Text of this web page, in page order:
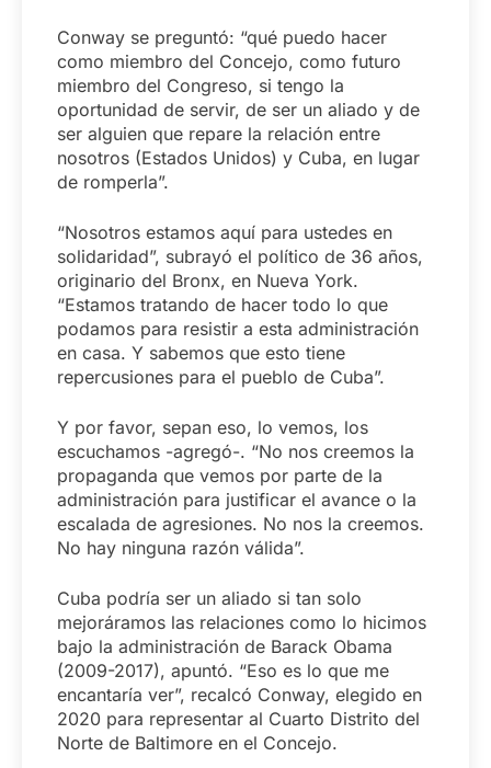
Conway se preguntó: “qué puedo hacer
como miembro del Concejo, como futuro
miembro del Congreso, si tengo la
oportunidad de servir, de ser un aliado y de
ser alguien que repare la relación entre
nosotros (Estados Unidos) y Cuba, en lugar
de romperla”.
“Nosotros estamos aquí para ustedes en
solidaridad”, subrayó el político de 36 años,
originario del Bronx, en Nueva York.
“Estamos tratando de hacer todo lo que
podamos para resistir a esta administración
en casa. Y sabemos que esto tiene
repercusiones para el pueblo de Cuba”.
Y por favor, sepan eso, lo vemos, los
escuchamos -agregó-. “No nos creemos la
propaganda que vemos por parte de la
administración para justificar el avance o la
escalada de agresiones. No nos la creemos.
No hay ninguna razón válida”.
Cuba podría ser un aliado si tan solo
mejoráramos las relaciones como lo hicimos
bajo la administración de Barack Obama
(2009-2017), apuntó. “Eso es lo que me
encantaría ver”, recalcó Conway, elegido en
2020 para representar al Cuarto Distrito del
Norte de Baltimore en el Concejo.